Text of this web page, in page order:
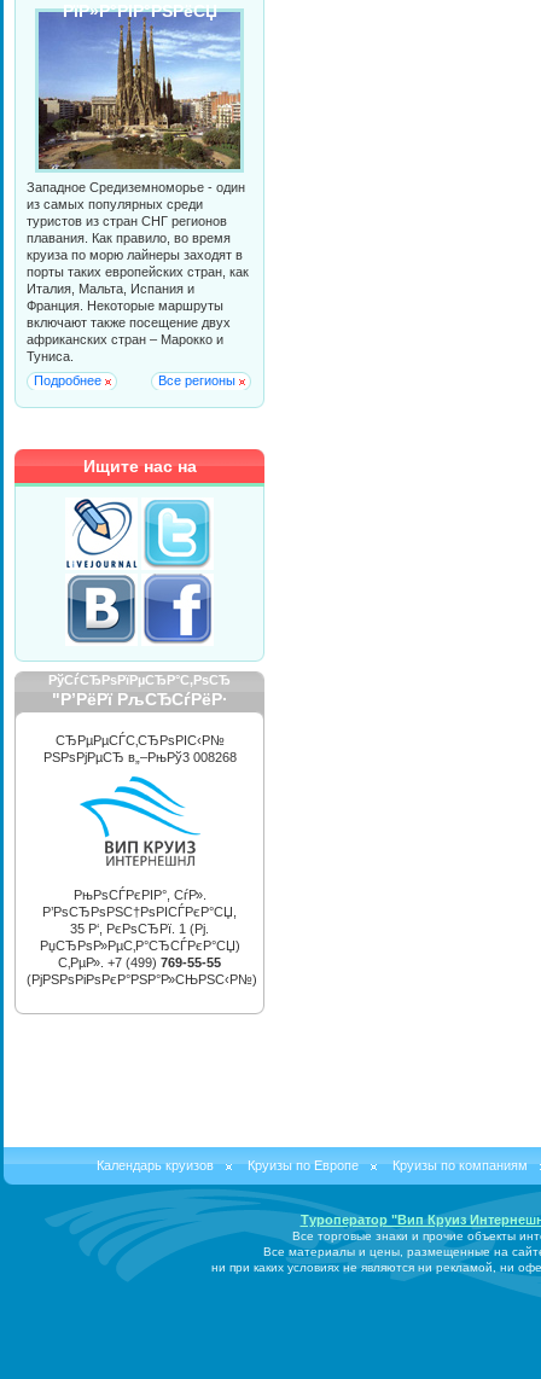
РїР»Р°РІР°РЅРёСЏ
Западное Средиземноморье - один
из самых популярных среди
туристов из стран СНГ регионов
плавания. Как правило, во время
круиза по морю лайнеры заходят в
порты таких европейских стран, как
Италия, Мальта, Испания и
Франция. Некоторые маршруты
включают также посещение двух
африканских стран – Марокко и
Туниса.
Подробнее
Все регионы
Ищите нас на
СЂРµРµСЃС‚СЂРѕРІС‹Р№
РЅРѕРјРµСЂ в„–РњРў3 008268
РњРѕСЃРєРІР°, СѓР».
Р’РѕСЂРѕРЅС†РѕРІСЃРєР°СЏ,
35 Р‘, РєРѕСЂРї. 1 (Рј.
РџСЂРѕР»РµС‚Р°СЂСЃРєР°СЏ)
С‚РµР». +7 (499) 769-55-55
(РјРЅРѕРіРѕРєР°РЅР°Р»СЊРЅС‹Р№)
РўСѓСЂРѕРїРµСЂР°С‚РѕСЂ
"Р’РёРї РљСЂСѓРёР·
Календарь круизов Круизы по Европе Круизы по компаниям
Туроператор "Вип Круиз
Все торговые знаки и прочие объекты
Все материалы и цены, размещенные на
ни при каких условиях не являются ни рекламой, ни